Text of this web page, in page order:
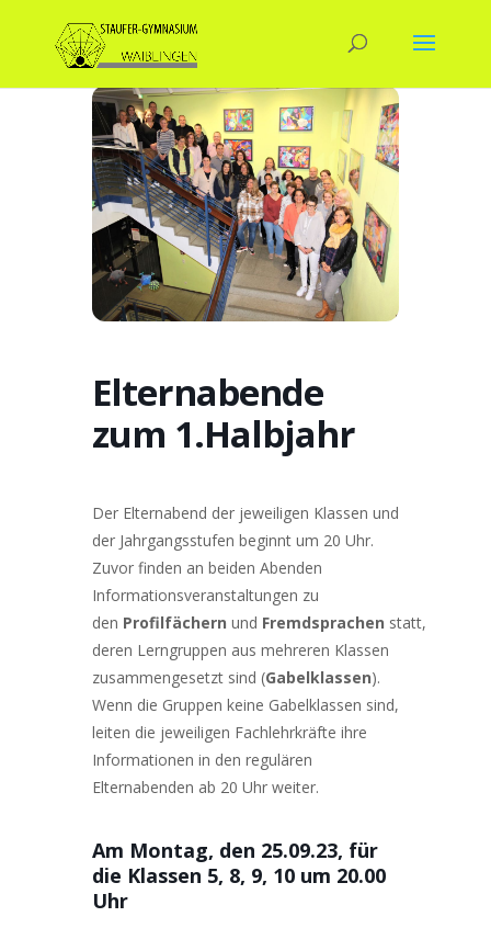
Elternabende
zum 1.Halbjahr
Der Elternabend der jeweiligen Klassen und
der Jahrgangsstufen beginnt um 20 Uhr.
Zuvor finden an beiden Abenden
Informationsveranstaltungen zu
den Profilfächern und Fremdsprachen statt,
deren Lerngruppen aus mehreren Klassen
zusammengesetzt sind (Gabelklassen).
Wenn die Gruppen keine Gabelklassen sind,
leiten die jeweiligen Fachlehrkräfte ihre
Informationen in den regulären
Elternabenden ab 20 Uhr weiter.
Am Montag, den 25.09.23, für
die Klassen 5, 8, 9, 10 um 20.00
Uhr